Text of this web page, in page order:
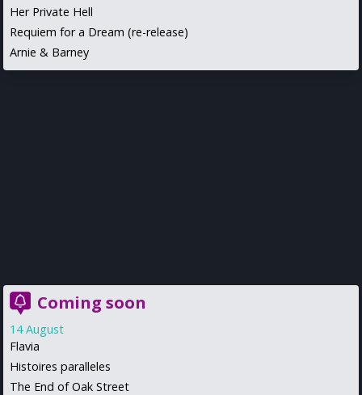
Her Private Hell
Requiem for a Dream (re-release)
Arnie & Barney
Coming soon
14 August
Flavia
Histoires paralleles
The End of Oak Street